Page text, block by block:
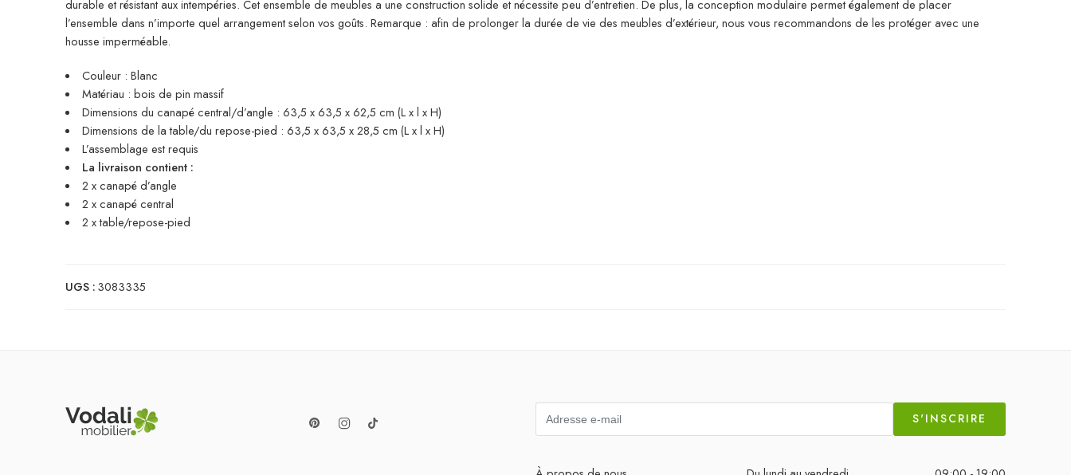
durable et résistant aux intempéries. Cet ensemble de meubles a une construction solide et nécessite peu d’entretien. De plus, la conception modulaire permet également de placer
l’ensemble dans n’importe quel arrangement selon vos goûts. Remarque : afin de prolonger la durée de vie des meubles d’extérieur, nous vous recommandons de les protéger avec une
housse imperméable.
Couleur : Blanc
Matériau : bois de pin massif
Dimensions du canapé central/d’angle : 63,5 x 63,5 x 62,5 cm (L x l x H)
Dimensions de la table/du repose-pied : 63,5 x 63,5 x 28,5 cm (L x l x H)
L’assemblage est requis
La livraison contient :
2 x canapé d’angle
2 x canapé central
2 x table/repose-pied
UGS :3083335
S'INSCRIRE